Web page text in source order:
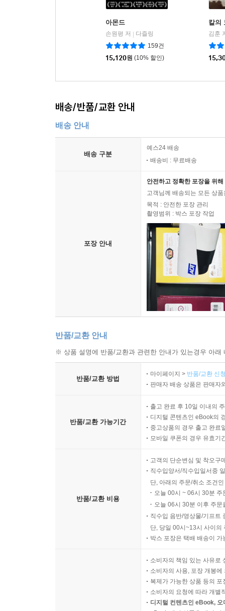
아몬드
손원평 저
다즐링
159건
15,120원 (10% 할인)
칼의
김훈
배송/반품/교환 안내
배송 안내
배송 구분
예스24 배송
배송비 : 무료배송
포장 안내
안전하고 정확한 포장을 위
고객님께 배송되는 모든 상
목적 : 안전한 포장 관리
촬영범위 : 박스 포장 작업
반품/교환 안내
※ 상품 설명에 반품/교환과 관련한 안내가 있는경우 아
반품/교환 방법
마이페이지 > 반품/교환 신
판매자 배송 상품은 판매자
반품/교환 가능기간
출고 완료 후 10일 이내의
디지털 콘텐츠인 eBook의
중고상품의 경우 출고 완료
모바일 쿠폰의 경우 유효기
반품/교환 비용
고객의 단순변심 및 착오구
직수입양서/직수입일서중
단, 아래의 주문/취소 조건
오늘 00시 ~ 06시 30분
오늘 06시 30분 이후 주
직수입 음반/영상물/기프트
단, 당일 00시~13시 사이의
박스 포장은 택배 배송이
소비자의 책임 있는 사유로
소비자의 사용, 포장 개봉
복제가 가능한 상품 등의
소비자의 요청에 따라 개별
디지털 컨텐츠인 eBook,